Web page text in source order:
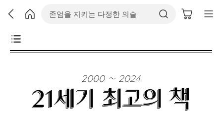
2000 ~ 2024
21세기 최고의 책